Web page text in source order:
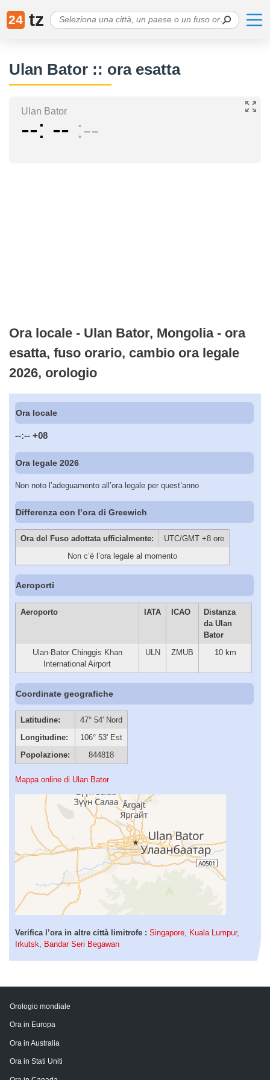
24 tz
Ulan Bator :: ora esatta
Ulan Bator
-- -- --
Ora locale - Ulan Bator, Mongolia - ora
esatta, fuso orario, cambio ora legale
2026, orologio
Ora locale
--:-- +08
Ora legale 2026
Non noto l’adeguamento all’ora legale per quest’anno
Differenza con l’ora di Greewich
Ora del Fuso adottata ufficialmente:
UTC/GMT +8 ore
Non c’è l’ora legale al momento
Aeroporti
Aeroporto IATA ICAO
Distanza
da Ulan
Bator
Ulan-Bator Chinggis Khan
International Airport
ULN ZMUB 10 km
Coordinate geografiche
Latitudine:
47° 54' Nord
Longitudine:
106° 53' Est
Popolazione:
844818
Mappa online di Ulan Bator
Verifica l’ora in altre città limitrofe : Singapore, Kuala Lumpur,
Irkutsk, Bandar Seri Begawan
Orologio mondiale
Ora in Europa
Ora in Australia
Ora in Stati Uniti